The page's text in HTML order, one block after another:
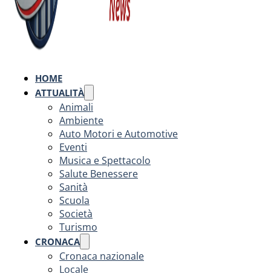
HOME
ATTUALITÀ
Animali
Ambiente
Auto Motori e Automotive
Eventi
Musica e Spettacolo
Salute Benessere
Sanità
Scuola
Società
Turismo
CRONACA
Cronaca nazionale
Locale